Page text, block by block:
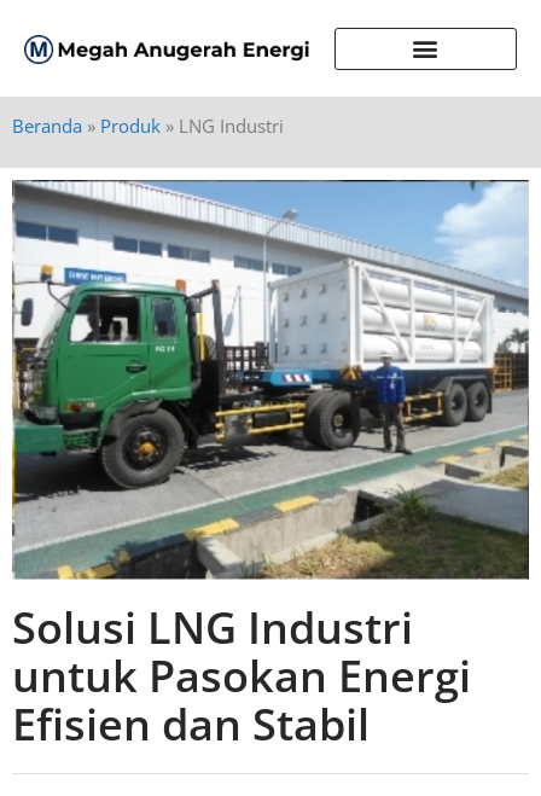
Beranda » Produk » LNG Industri
Solusi LNG Industri
untuk Pasokan Energi
Efisien dan Stabil